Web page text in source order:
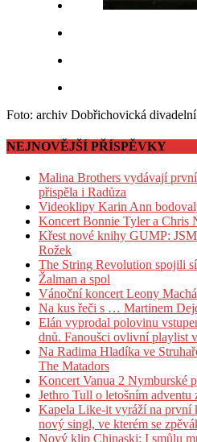
Foto: archiv Dobřichovická divadelní
NEJNOVĚJŠÍ PŘÍSPĚVKY
Malina Brothers vydávají
přispěla i Radůza
Videoklipy Karin Ann
Koncert Bonnie Tyler a Chris
Křest nové knihy GUMP:
Rožek
The String Revolution spojili
Žalman a spol
Vánoční koncert Leony
Na kus řeči s … Martinem
Elán vyprodal polovinu
dnů. Fanoušci ovlivní playlist
Na Radima Hladíka ve
The Matadors
Koncert Vanua 2 Nymburské
Jethro Tull o letošním adventu
Kapela Like-it vyráží na první
nový singl, ve kterém se
Nový klip Chinaski: I smůlu